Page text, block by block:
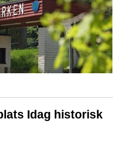
Idag historisk